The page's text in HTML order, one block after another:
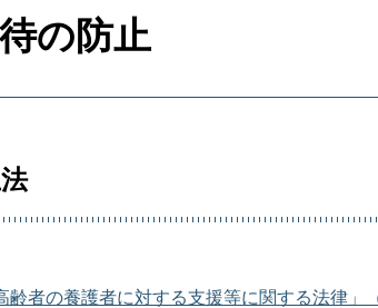
の防止
齢者の養護者に対する支援等に関する法律